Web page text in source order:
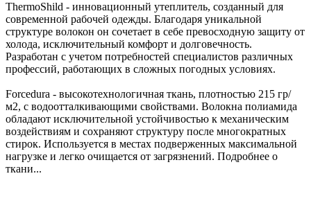
ThermoShild - инновационный утеплитель, созданный для
современной рабочей одежды. Благодаря уникальной
структуре волокон он сочетает в себе превосходную защиту от
холода, исключительный комфорт и долговечность.
Разработан с учетом потребностей специалистов различных
профессий, работающих в сложных погодных условиях.
Forcedura - высокотехнологичная ткань, плотностью 215 гр/
м2, с водоотталкивающими свойствами. Волокна полиамида
обладают исключительной устойчивостью к механическим
воздействиям и сохраняют структуру после многократных
стирок. Используется в местах подверженных максимальной
нагрузке и легко очищается от загрязнений. Подробнее о
ткани...